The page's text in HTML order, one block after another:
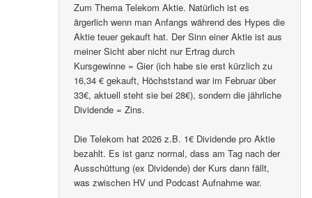
Zum Thema Telekom Aktie. Natürlich ist es
ärgerlich wenn man Anfangs während des Hypes die
Aktie teuer gekauft hat. Der Sinn einer Aktie ist aus
meiner Sicht aber nicht nur Ertrag durch
Kursgewinne = Gier (ich habe sie erst kürzlich zu
16,34 € gekauft, Höchststand war im Februar über
33€, aktuell steht sie bei 28€), sondern die jährliche
Dividende = Zins.
Die Telekom hat 2026 z.B. 1€ Dividende pro Aktie
bezahlt. Es ist ganz normal, dass am Tag nach der
Ausschüttung (ex Dividende) der Kurs dann fällt,
was zwischen HV und Podcast Aufnahme war.